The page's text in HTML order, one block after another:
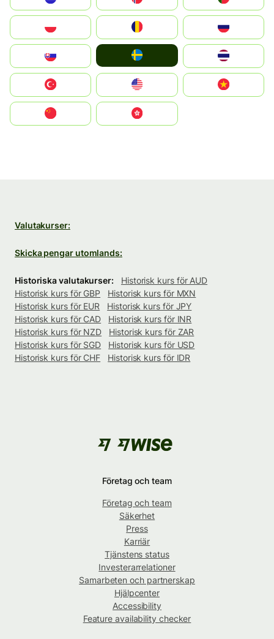
United States
中國香港特別行政區
Valutakurser:
Skicka pengar utomlands:
Historiska valutakurser:
Historisk kurs för AUD
Historisk kurs för GBP
Historisk kurs för MXN
Historisk kurs för EUR
Historisk kurs för JPY
Historisk kurs för CAD
Historisk kurs för INR
Historisk kurs för NZD
Historisk kurs för ZAR
Historisk kurs för SGD
Historisk kurs för USD
Historisk kurs för CHF
Historisk kurs för IDR
Företag och team
Företag och team
Säkerhet
Press
Karriär
Tjänstens status
Investerarrelationer
Samarbeten och partnerskap
Hjälpcenter
Accessibility
Feature availability checker